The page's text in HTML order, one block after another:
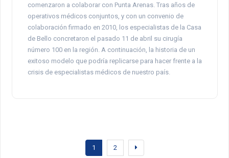
comenzaron a colaborar con Punta Arenas. Tras años de
operativos médicos conjuntos, y con un convenio de
colaboración firmado en 2010, los especialistas de la Casa
de Bello concretaron el pasado 11 de abril su cirugía
número 100 en la región. A continuación, la historia de un
exitoso modelo que podría replicarse para hacer frente a la
crisis de especialistas médicos de nuestro país.
1 2